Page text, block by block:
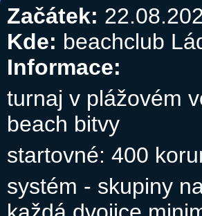
Začátek:
Kde: beachclub
Informace:
turnaj v plážovém
beach bitvy
startovné: 400
systém - skupiny